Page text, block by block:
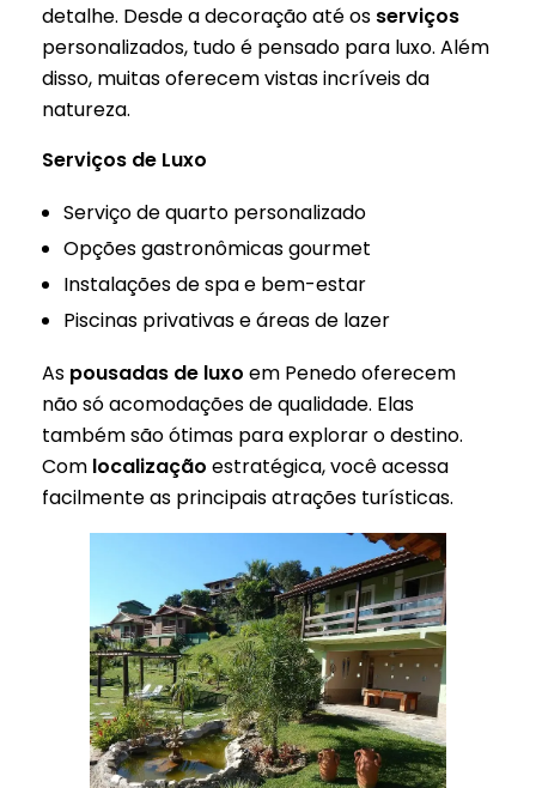
detalhe. Desde a decoração até os serviços
personalizados, tudo é pensado para luxo. Além
disso, muitas oferecem vistas incríveis da
natureza.
Serviços de Luxo
Serviço de quarto personalizado
Opções gastronômicas gourmet
Instalações de spa e bem-estar
Piscinas privativas e áreas de lazer
As pousadas de luxo em Penedo oferecem
não só acomodações de qualidade. Elas
também são ótimas para explorar o destino.
Com localização estratégica, você acessa
facilmente as principais atrações turísticas.